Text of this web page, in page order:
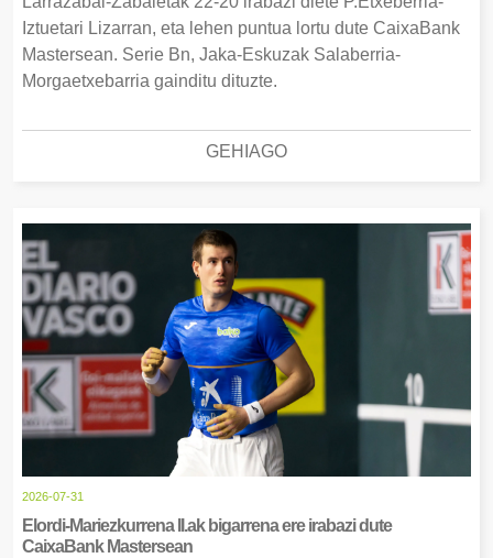
Iztuetari Lizarran, eta lehen puntua lortu dute CaixaBank
Mastersean. Serie Bn, Jaka-Eskuzak Salaberria-
Morgaetxebarria gainditu dituzte.
GEHIAGO
2026-07-31
Elordi-Mariezkurrena II.ak bigarrena ere irabazi dute
CaixaBank Mastersean